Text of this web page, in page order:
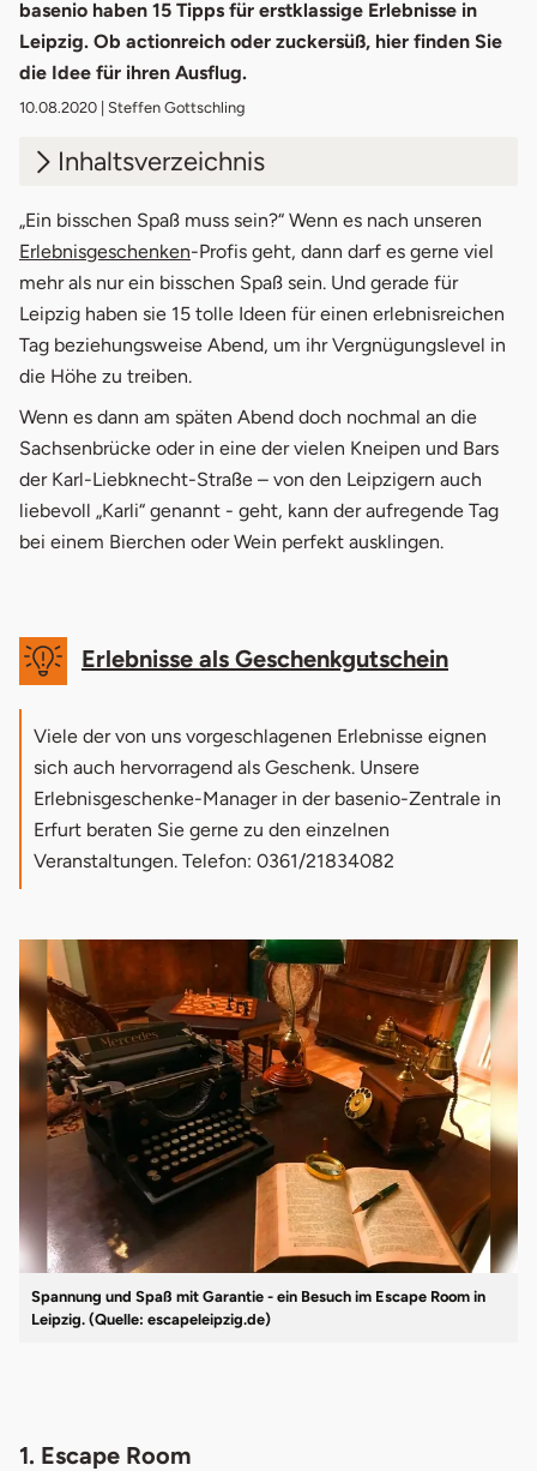
basenio haben 15 Tipps für erstklassige Erlebnisse in
Leipzig. Ob actionreich oder zuckersüß, hier finden Sie
die Idee für ihren Ausflug.
10.08.2020 | Steffen Gottschling
Inhaltsverzeichnis
1. Escape Room
Quad-Touren
3. Rundflug Leipzig
4. Flugsimulator
5. Ballonfahrt Leipzig
6. Geführte Bootstouren
7. Escape Room für Kinder
10.
Speed Dating in Leipzig
11.
Virtual Reality & VR Escape Rooms
12. Parfüm selber machen
13. Fotokurs im Leipziger Zoo
14. Kochkurse
„Ein bisschen Spaß muss sein?“ Wenn es nach unseren
Erlebnisgeschenken-Profis geht, dann darf es gerne viel
mehr als nur ein bisschen Spaß sein. Und gerade für
Leipzig haben sie 15 tolle Ideen für einen erlebnisreichen
Tag beziehungsweise Abend, um ihr Vergnügungslevel in
die Höhe zu treiben.
Wenn es dann am späten Abend doch nochmal an die
Sachsenbrücke oder in eine der vielen Kneipen und Bars
der Karl-Liebknecht-Straße – von den Leipzigern auch
liebevoll „Karli“ genannt - geht, kann der aufregende Tag
bei einem Bierchen oder Wein perfekt ausklingen.
Erlebnisse als Geschenkgutschein
Viele der von uns vorgeschlagenen Erlebnisse eignen
sich auch hervorragend als Geschenk. Unsere
Erlebnisgeschenke-Manager in der basenio-Zentrale in
Erfurt beraten Sie gerne zu den einzelnen
Veranstaltungen. Telefon: 0361/21834082
Spannung und Spaß mit Garantie - ein Besuch im Escape Room in
Leipzig. (Quelle: escapeleipzig.de)
1. Escape Room